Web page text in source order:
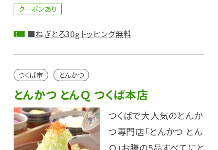
クーポンあり
■ねぎとろ30gトッピング無料
つくば市 とんかつ
とんかつ とんＱ つくば本店
つくばで大人気のとんか
つ専門店「とんかつ とん